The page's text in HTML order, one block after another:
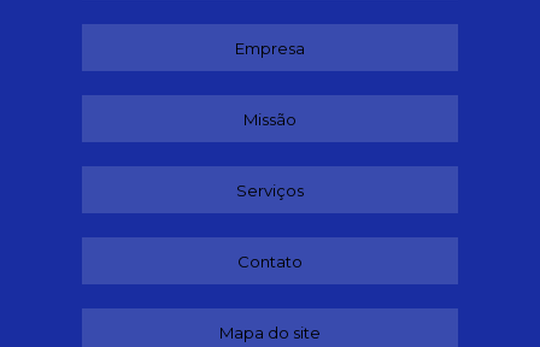
Empresa
Missão
Serviços
Contato
Mapa do site